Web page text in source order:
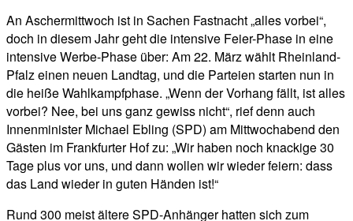
An Aschermittwoch ist in Sachen Fastnacht „alles vorbei“,
doch in diesem Jahr geht die intensive Feier-Phase in eine
intensive Werbe-Phase über: Am 22. März wählt Rheinland-
Pfalz einen neuen Landtag, und die Parteien starten nun in
die heiße Wahlkampfphase. „Wenn der Vorhang fällt, ist alles
vorbei? Nee, bei uns ganz gewiss nicht“, rief denn auch
Innenminister Michael Ebling (SPD) am Mittwochabend den
Gästen im Frankfurter Hof zu: „Wir haben noch knackige 30
Tage plus vor uns, und dann wollen wir wieder feiern: dass
das Land wieder in guten Händen ist!“
Rund 300 meist ältere SPD-Anhänger hatten sich zum